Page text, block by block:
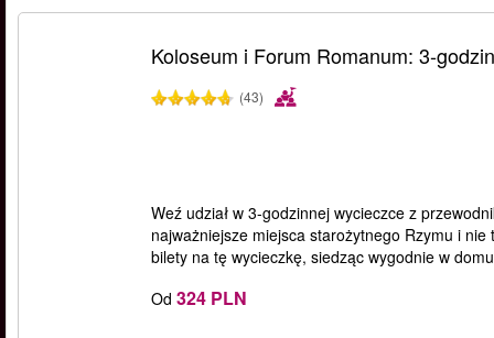
Koloseum i Forum Romanum: 3-
(43)
Weź udział w 3-godzinnej wycieczce z
najważniejsze miejsca starożytnego Rzymu i
bilety na tę wycieczkę, siedząc wygodnie w
Od 324 PLN